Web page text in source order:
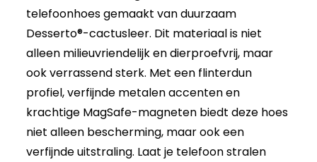
telefoonhoes gemaakt van duurzaam
Desserto®-cactusleer. Dit materiaal is niet
alleen milieuvriendelijk en dierproefvrij, maar
ook verrassend sterk. Met een flinterdun
profiel, verfijnde metalen accenten en
krachtige MagSafe-magneten biedt deze hoes
niet alleen bescherming, maar ook een
verfijnde uitstraling. Laat je telefoon stralen